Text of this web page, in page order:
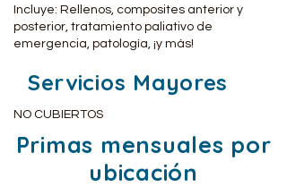
Incluye: Rellenos, composites anterior y
posterior, tratamiento paliativo de
emergencia, patología, ¡y más!
Servicios Mayores
NO CUBIERTOS
Primas mensuales por
ubicación